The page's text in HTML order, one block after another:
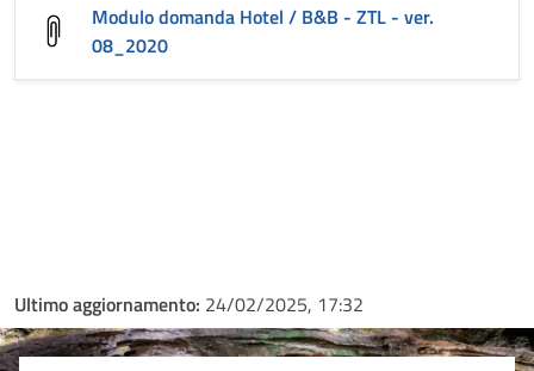
Modulo domanda Hotel / B&B - ZTL - ver.
08_2020
Ultimo aggiornamento: 24/02/2025, 17:32